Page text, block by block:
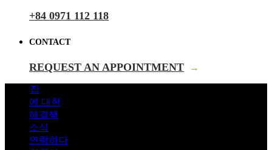
+84 0971 112 118
CONTACT
REQUEST AN APPOINTMENT →
집
에 대한
해결책
소식
연락하다